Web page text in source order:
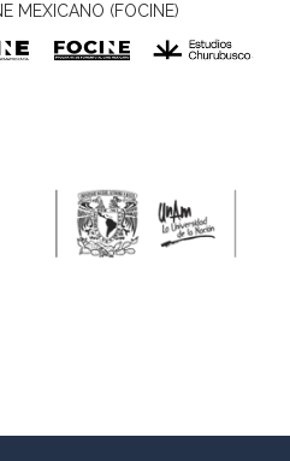
MEXICANO (FOCINE)